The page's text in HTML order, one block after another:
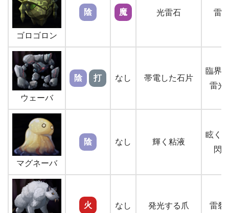
ゴロゴロン
陰 魔 光雷石 雷
ウェーバ
陰 打 なし 帯電した石片
臨界
雷光
マグネーバ
陰 なし 輝く粘液
眩く
閃
火 なし 発光する爪 雷裂